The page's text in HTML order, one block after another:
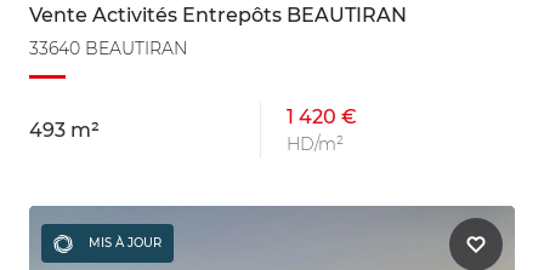
Vente Activités Entrepôts BEAUTIRAN
33640 BEAUTIRAN
493 m²
1 420 €
HD/m²
MIS À JOUR